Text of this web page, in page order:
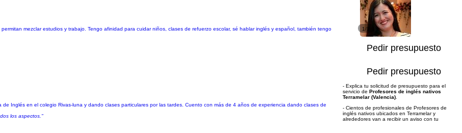
mezclar estudios y trabajo. Tengo afinidad para cuidar niños, clases de refuerzo escolar, sé hablar inglés y español, también tengo
1/1
Pedir presupuesto
Inglés en el colegio Rivas-luna y dando clases particulares por las tardes. Cuento con más de 4 años de experiencia dando clases de
los aspectos."
Pedir presupuesto
- Explica tu solicitud de presupuesto para el
servicio de Profesores de inglés nativos
Terramelar (Valencia)
- Cientos de profesionales de Profesores de
inglés nativos ubicados en Terramelar y
alrededores van a recibir un aviso con tu